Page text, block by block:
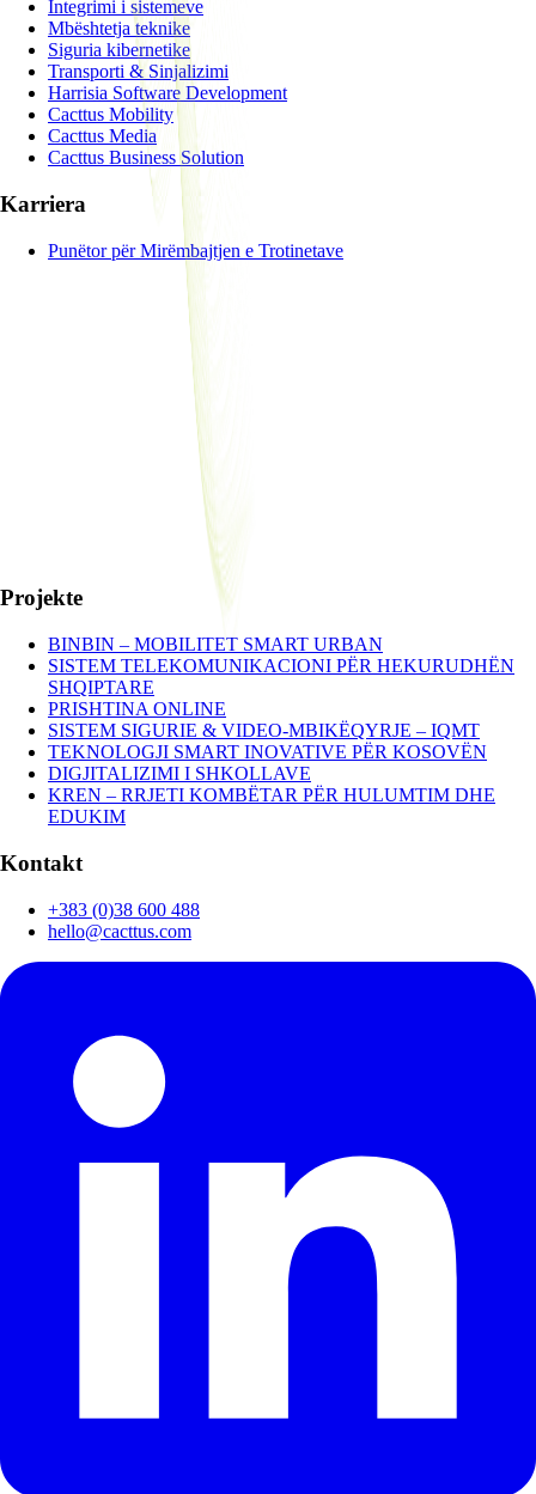
Integrimi i sistemeve
Mbështetja teknike
Siguria kibernetike
Transporti & Sinjalizimi
Harrisia Software Development
Cacttus Mobility
Cacttus Media
Cacttus Business Solution
Karriera
Punëtor për Mirëmbajtjen e Trotinetave
Projekte
BINBIN – MOBILITET SMART URBAN
SISTEM TELEKOMUNIKACIONI PËR HEKURUDHËN
SHQIPTARE
PRISHTINA ONLINE
SISTEM SIGURIE & VIDEO-MBIKËQYRJE – IQMT
TEKNOLOGJI SMART INOVATIVE PËR KOSOVËN
DIGJITALIZIMI I SHKOLLAVE
KREN – RRJETI KOMBËTAR PËR HULUMTIM DHE
EDUKIM
Kontakt
+383 (0)38 600 488
hello@cacttus.com